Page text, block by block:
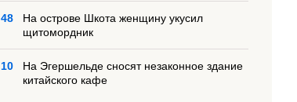
На острове Шкота женщину укусил
щитомордник
На Эгершельде сносят незаконное здание
китайского кафе